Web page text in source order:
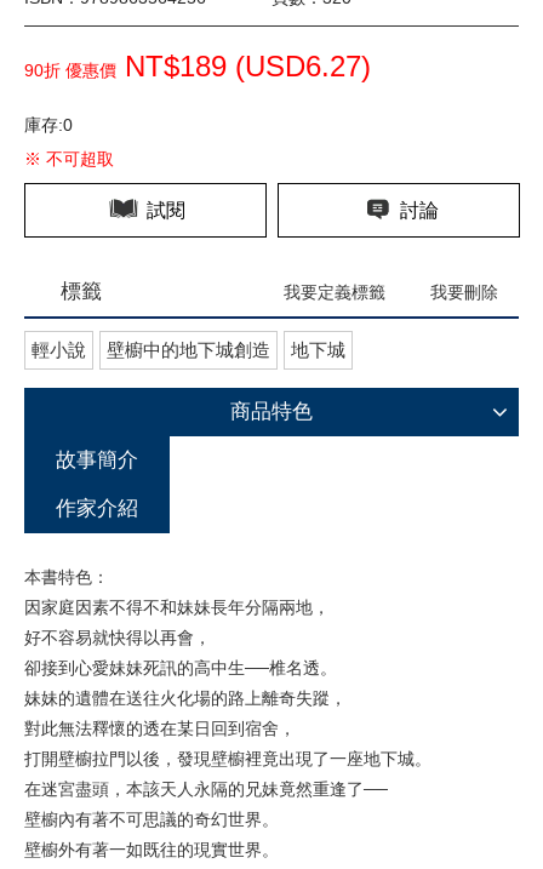
90折 優惠價 NT$189 (USD6.27)
庫存:0
※ 不可超取
試閱 討論
標籤 我要定義標籤 我要刪除
輕小說 壁櫥中的地下城創造 地下城
商品特色
故事簡介
作家介紹
本書特色：
因家庭因素不得不和妹妹長年分隔兩地，
好不容易就快得以再會，
卻接到心愛妹妹死訊的高中生──椎名透。
妹妹的遺體在送往火化場的路上離奇失蹤，
對此無法釋懷的透在某日回到宿舍，
打開壁櫥拉門以後，發現壁櫥裡竟出現了一座地下城。
在迷宮盡頭，本該天人永隔的兄妹竟然重逢了──
壁櫥內有著不可思議的奇幻世界。
壁櫥外有著一如既往的現實世界。